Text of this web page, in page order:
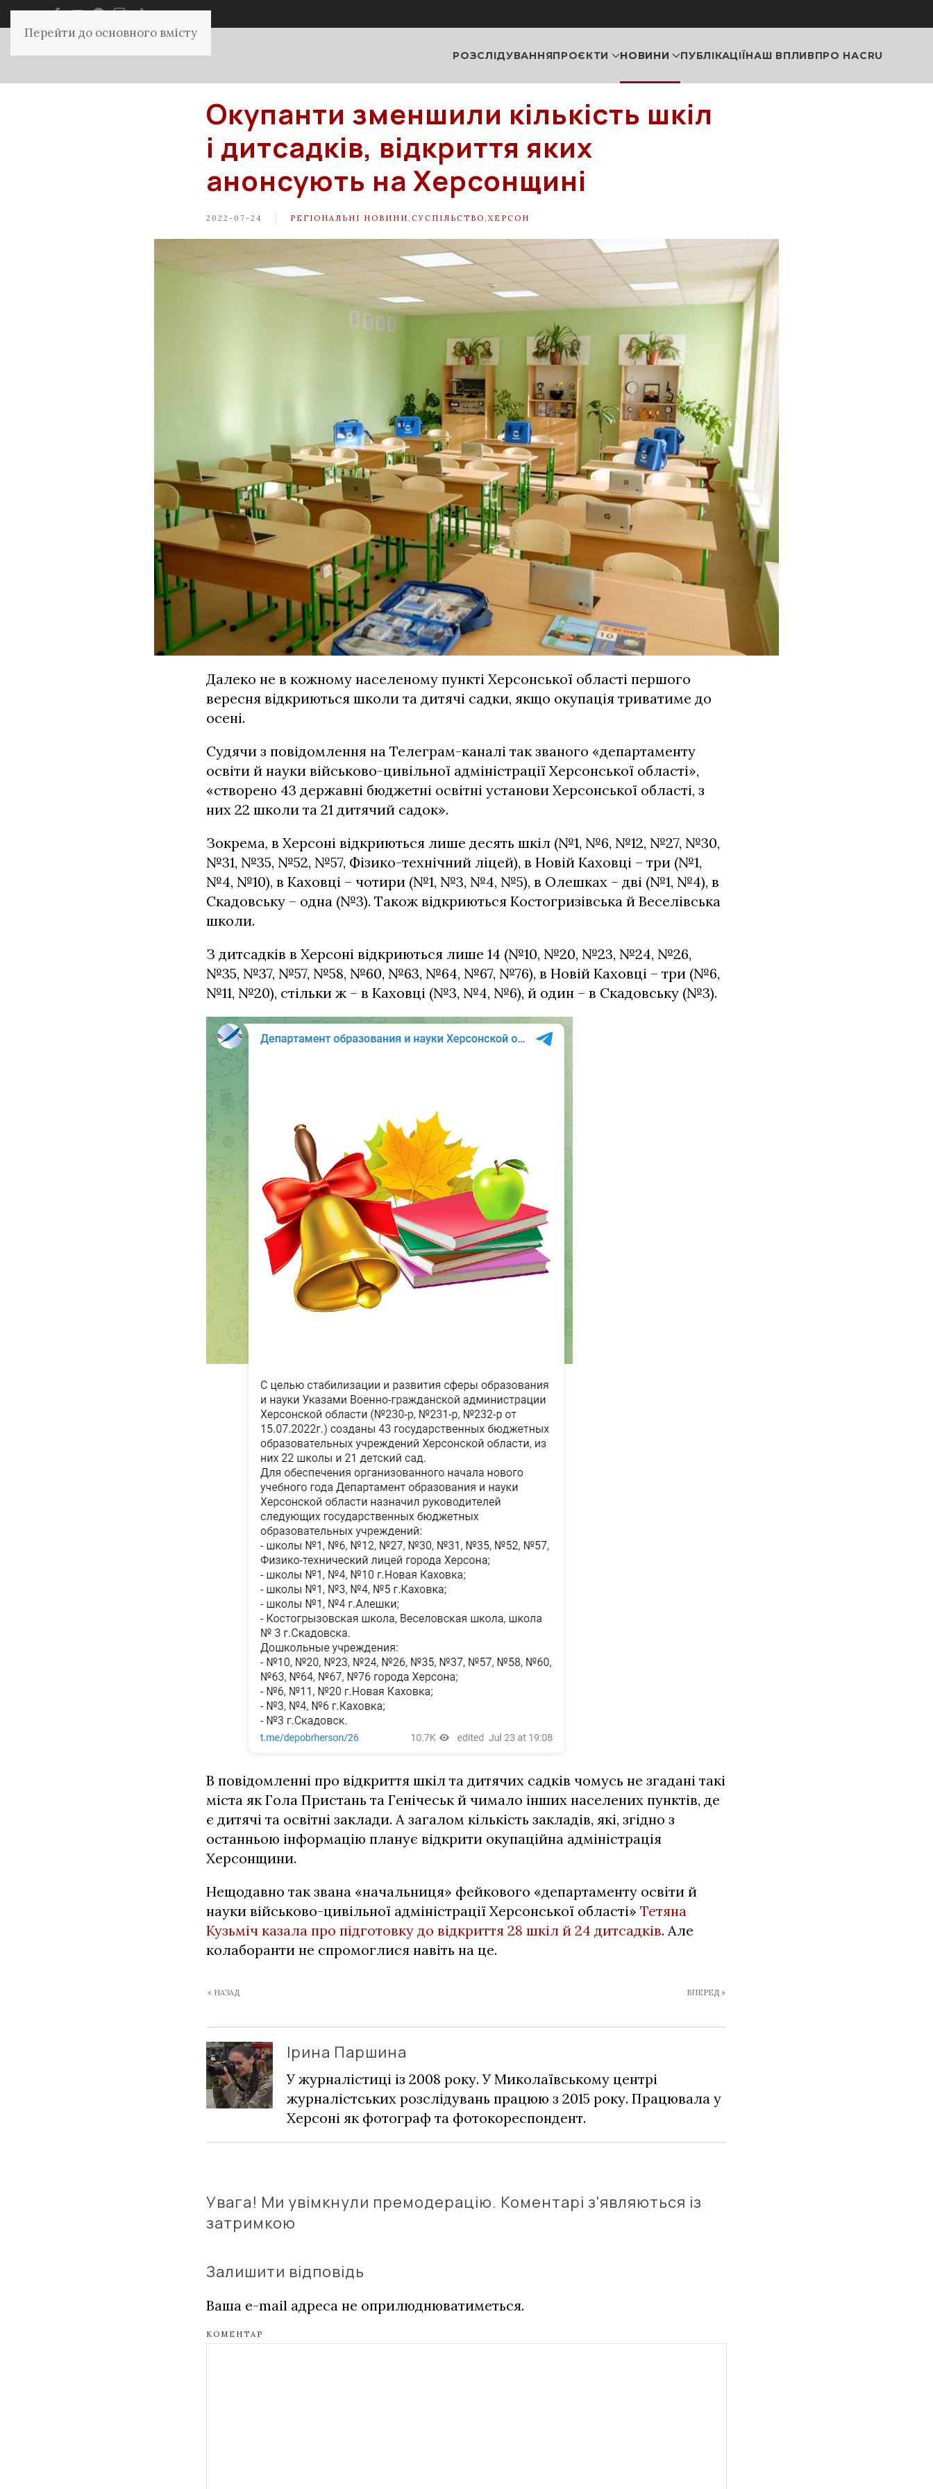
Перейти до основного вмісту
РОЗСЛІДУВАННЯПРОЄКТИ НОВИНИ ПУБЛІКАЦІЇНАШ ВПЛИВПРО НАСRU
Окупанти зменшили кількість шкіл
і дитсадків, відкриття яких
анонсують на Херсонщині
2022-07-24 РЕГІОНАЛЬНІ НОВИНИ СУСПІЛЬСТВО ХЕРСОН
Далеко не в кожному населеному пункті Херсонської області першого
вересня відкриються школи та дитячі садки, якщо окупація триватиме до
осені.
Судячи з повідомлення на Телеграм-каналі так званого «департаменту
освіти й науки військово-цивільної адміністрації Херсонської області»,
«створено 43 державні бюджетні освітні установи Херсонської області, з
них 22 школи та 21 дитячий садок».
Зокрема, в Херсоні відкриються лише десять шкіл (№1, №6, №12, №27, №30,
№31, №35, №52, №57, Фізико-технічний ліцей), в Новій Каховці – три (№1,
№4, №10), в Каховці – чотири (№1, №3, №4, №5), в Олешках – дві (№1, №4), в
Скадовську – одна (№3). Також відкриються Костогризівська й Веселівська
школи.
З дитсадків в Херсоні відкриються лише 14 (№10, №20, №23, №24, №26,
№35, №37, №57, №58, №60, №63, №64, №67, №76), в Новій Каховці – три (№6,
№11, №20), стільки ж – в Каховці (№3, №4, №6), й один – в Скадовську (№3).
В повідомленні про відкриття шкіл та дитячих садків чомусь не згадані такі
міста як Гола Пристань та Генічеськ й чимало інших населених пунктів, де
є дитячі та освітні заклади. А загалом кількість закладів, які, згідно з
останньою інформацію планує відкрити окупаційна адміністрація
Херсонщини.
Нещодавно так звана «начальниця» фейкового «департаменту освіти й
науки військово-цивільної адміністрації Херсонської області» Тетяна
Кузьміч казала про підготовку до відкриття 28 шкіл й 24 дитсадків. Але
колаборанти не спромоглися навіть на це.
« НАЗАД ВПЕРЕД »
Ірина Паршина
У журналістиці із 2008 року. У Миколаївському центрі
журналістських розслідувань працюю з 2015 року. Працювала у
Херсоні як фотограф та фотокореспондент.
Увага! Ми увімкнули премодерацію. Коментарі з'являються із
затримкою
Залишити відповідь
Ваша e-mail адреса не оприлюднюватиметься.
КОМЕНТАР